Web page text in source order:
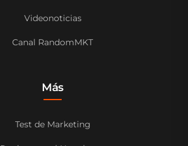
Videonoticias
Canal RandomMKT
Más
Test de Marketing